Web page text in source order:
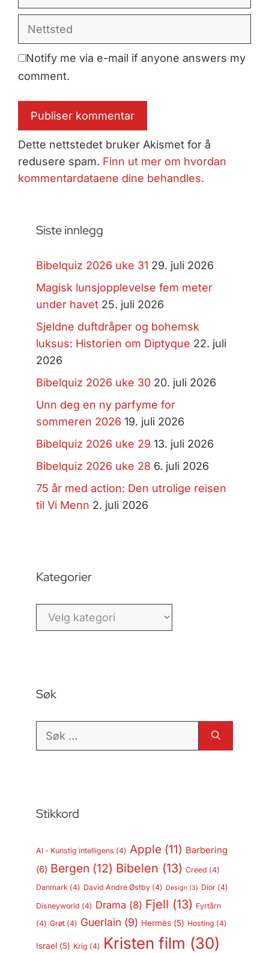
Notify me via e-mail if anyone answers my
comment.
Dette nettstedet bruker Akismet for å
redusere spam. Finn ut mer om hvordan
kommentardataene dine behandles.
Siste innlegg
Bibelquiz 2026 uke 31 29. juli 2026
Magisk lunsjopplevelse fem meter
under havet 25. juli 2026
Sjeldne duftdråper og bohemsk
luksus: Historien om Diptyque 22. juli
2026
Bibelquiz 2026 uke 30 20. juli 2026
Unn deg en ny parfyme for
sommeren 2026 19. juli 2026
Bibelquiz 2026 uke 29 13. juli 2026
Bibelquiz 2026 uke 28 6. juli 2026
75 år med action: Den utrolige reisen
til Vi Menn 2. juli 2026
Kategorier
Kategorier
Søk
Søk
Stikkord
AI - Kunstig intelligens (4) Apple (11) Barbering
(6) Bergen (12) Bibelen (13) Creed (4)
Danmark (4) David André Østby(4) Design(3) Dior(4)
Disneyworld (4) Drama (8) Fjell (13) Fyrtårn
(4) Grøt(4) Guerlain (9) Hermès(5) Hosting (4)
Israel(5) Krig (4) Kristen film (30)